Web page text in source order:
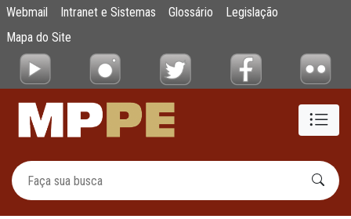
Pular para o Conteúdo principal
MPPE recomenda à Prefeitura o repasse
Webmail Intranet e Sistemas Glossário
Legislação
Mapa do Site